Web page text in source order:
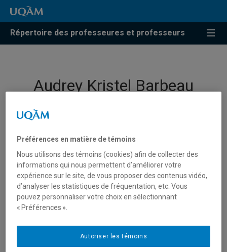
Répertoire des professeures et professeurs
Audrey Kristel Barbeau
Préférences en matière de témoins
Nous utilisons des témoins (cookies) afin de collecter des
informations qui nous permettent d’améliorer votre
expérience sur le site, de vous proposer des contenus vidéo,
d’analyser les statistiques de fréquentation, etc. Vous
pouvez personnaliser votre choix en sélectionnant
« Préférences ».
Autoriser les témoins